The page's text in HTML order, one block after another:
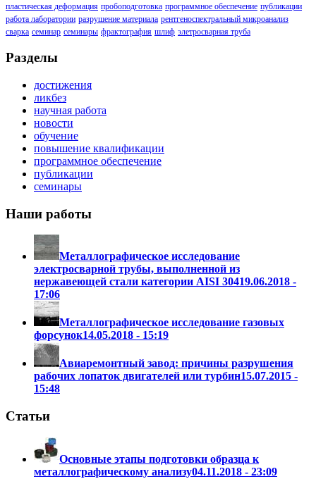
пластическая деформация пробоподготовка программное обеспечение публикации
работа лаборатории разрушение материала рентгеноспектральный микроанализ
сварка семинар семинары фрактография шлиф элетросварная труба
Разделы
достижения
ликбез
научная работа
новости
обучение
повышение квалификации
программное обеспечение
публикации
семинары
Наши работы
Металлографическое исследование
электросварной трубы, выполненной из
нержавеющей стали категории AISI 30419.06.2018 -
17:06
Металлографическое исследование газовых
форсунок14.05.2018 - 15:19
Авиаремонтный завод: причины разрушения
рабочих лопаток двигателей или турбин15.07.2015 -
15:48
Статьи
Основные этапы подготовки образца к
металлографическому анализу04.11.2018 - 23:09